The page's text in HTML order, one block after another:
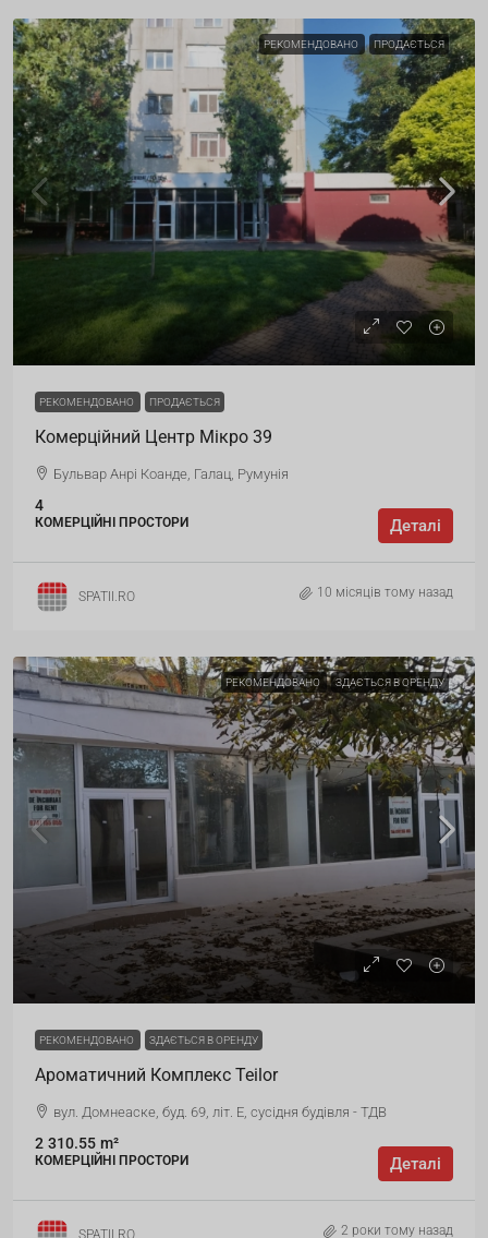
РЕКОМЕНДОВАНО ПРОДАЄТЬСЯ
РЕКОМЕНДОВАНО ПРОДАЄТЬСЯ
Комерційний Центр Мікро 39
Бульвар Анрі Коанде, Галац, Румунія
4
КОМЕРЦІЙНІ ПРОСТОРИ Деталі
SPATII.RO 10 місяців тому назад
РЕКОМЕНДОВАНО ЗДАЄТЬСЯ В ОРЕНДУ
РЕКОМЕНДОВАНО ЗДАЄТЬСЯ В ОРЕНДУ
Ароматичний Комплекс Teilor
вул. Домнеаске, буд. 69, літ. Е, сусідня будівля - ТДВ
2 310.55 m²
КОМЕРЦІЙНІ ПРОСТОРИ Деталі
SPATII.RO 2 роки тому назад